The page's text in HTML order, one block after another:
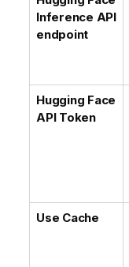
Inference API
endpoint
Hugging Face
API Token
Use Cache